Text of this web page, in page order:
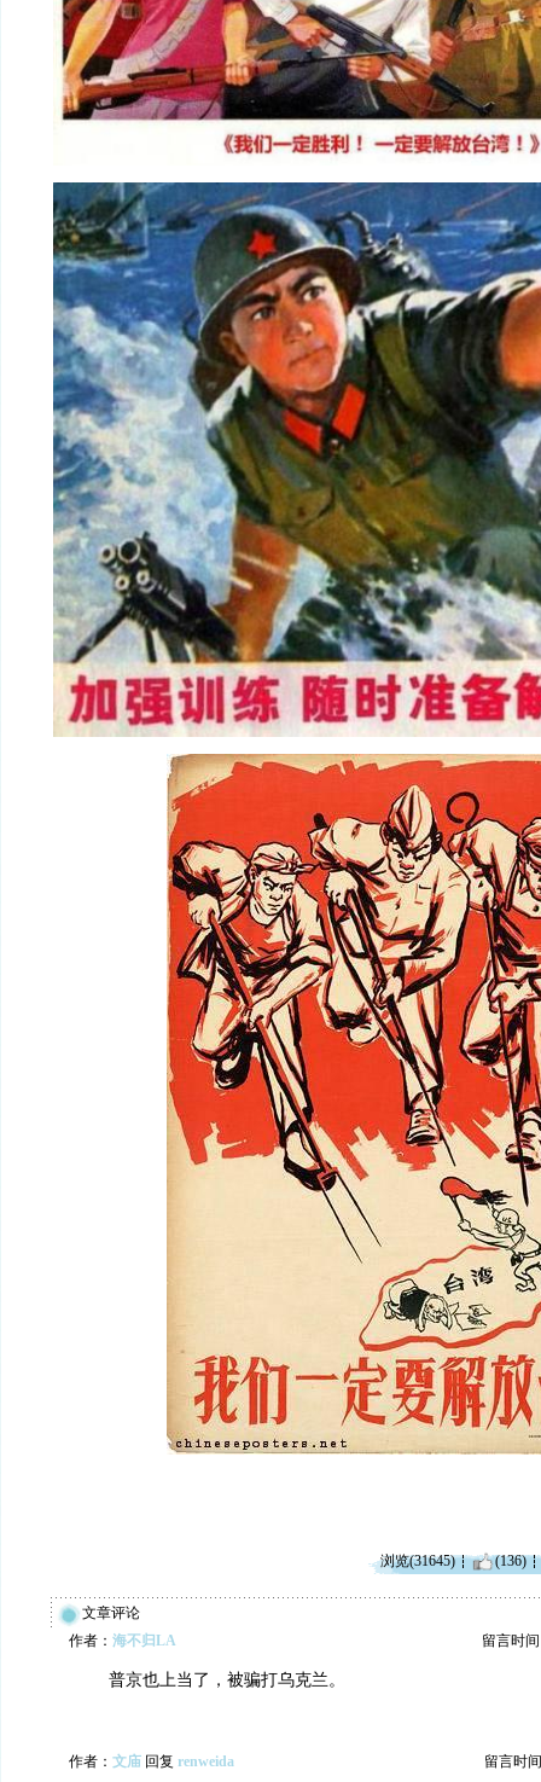
浏览(31645) (136)
文章评论
作者： 海不归LA 留言时间
普京也上当了，被骗打乌克兰。
作者： 文庙 回复 renweida 留言时